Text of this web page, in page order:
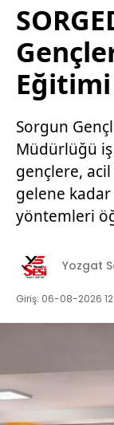
Sorgun
Müdürlüğü
gençlere,
gelene
yöntemleri
Yozgat
Giriş: 06-08-2026